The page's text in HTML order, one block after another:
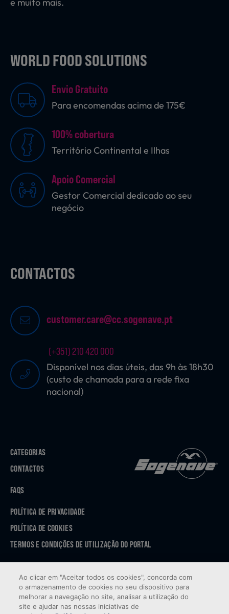
Nutrição Clínica
Bebidas e Garrafeira
Produtos Vegetarianos
Sobremesas
WORLD FOOD SOLUTIONS
Envio Gratuito
Para encomendas acima de 175€
100% cobertura
Território Continental e Ilhas
Apoio Comercial
Gestor Comercial dedicado ao seu
negócio
CONTACTOS
customer.care@cc.sogenave.pt
(+351) 210 420 000
Disponível nos dias úteis, das 9h às 18h30
(custo de chamada para a rede fixa
nacional)
CATEGORIAS
CONTACTOS
FAQS
POLÍTICA DE PRIVACIDADE
POLÍTICA DE COOKIES
TERMOS E CONDIÇÕES DE UTILIZAÇÃO DO PORTAL
GOOGLE PLAY
Ao clicar em "Aceitar todos os cookies", concorda com
o armazenamento de cookies no seu dispositivo para
melhorar a navegação no site, analisar a utilização do
site e ajudar nas nossas iniciativas de